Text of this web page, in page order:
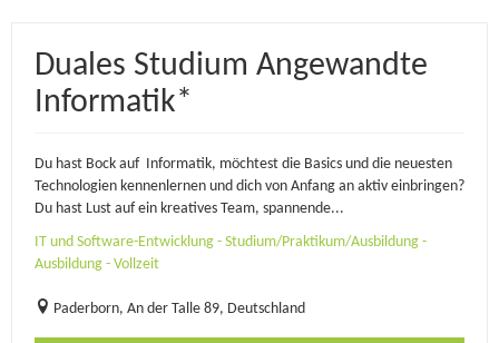
Duales Studium Angewandte
Informatik*
Du hast Bock auf Informatik, möchtest die Basics und die neuesten
Technologien kennenlernen und dich von Anfang an aktiv einbringen?
Du hast Lust auf ein kreatives Team, spannende...
IT und Software-Entwicklung - Studium/Praktikum/Ausbildung -
Ausbildung - Vollzeit
Paderborn, An der Talle 89, Deutschland